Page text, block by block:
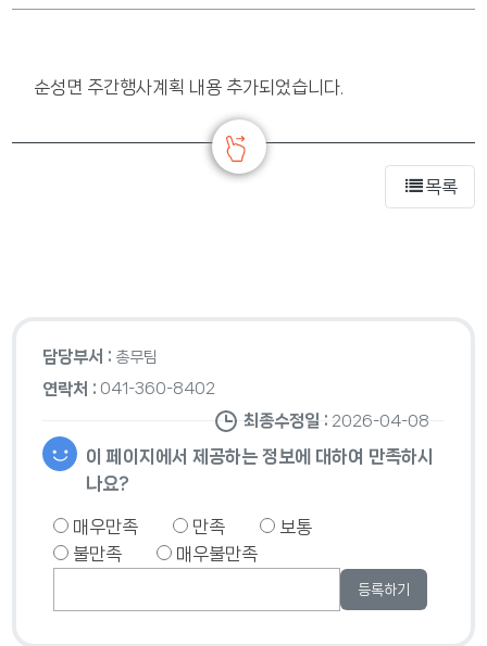
순성면 주간행사계획 내용 추가되었습니다.
목록
담당부서 : 총무팀
연락처 : 041-360-8402
최종수정일 : 2026-04-08
이 페이지에서 제공하는 정보에 대하여 만족하시
나요?
매우만족 만족
보통
불만족
매우불만족